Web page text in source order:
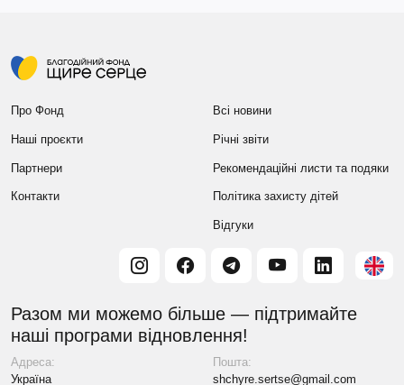
Про Фонд
Наші проєкти
Партнери
Контакти
Всі новини
Річні звіти
Рекомендаційні листи та подяки
Політика захисту дітей
Відгуки
Разом ми можемо більше — підтримайте
наші програми відновлення!
Адреса:
Україна
Пошта:
shchyre.sertse@gmail.com